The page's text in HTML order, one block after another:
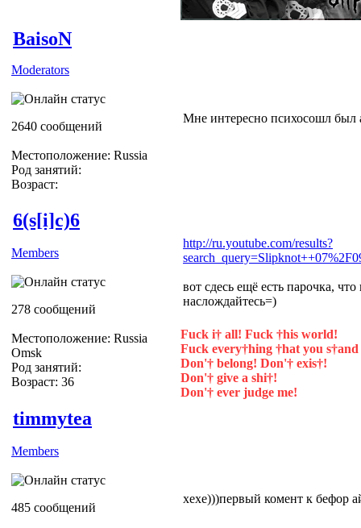
BaisoN
Moderators
2640 сообщений
Местоположение: Russia
Род занятий:
Возраст:
Мне интересно психосошл был
6(s[i]c)6
Members
278 сообщений
Местоположение: Russia
Omsk
Род занятий:
Возраст: 36
http://ru.youtube.com/results?
вот сдесь ещё есть парочка,
наслождайтесь=)
Fuck i† all! Fuck †his world!
Fuck every†hing †hat you
Don'† belong! Don'† exis†!
Don'† give a shi†!
Don'† ever judge me!
timmytea
Members
485 сообщений
хехе)))первый комент к бефор